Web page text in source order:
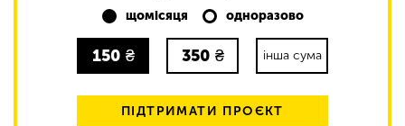
щомісяця
одноразово
150 ₴ 350 ₴ інша сума
ПІДТРИМАТИ ПРОЄКТ